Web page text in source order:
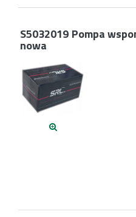
S5032019 Pompa
nowa